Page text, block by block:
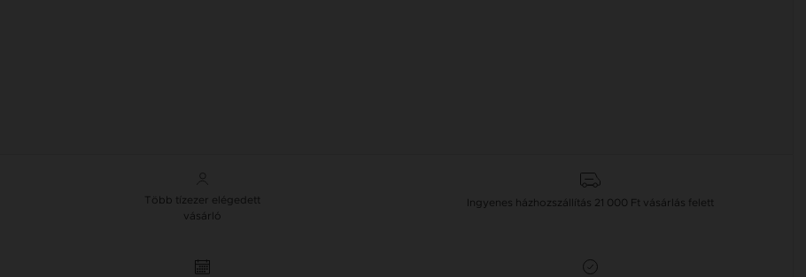
Több tízezer elégedett
vásárló
Ingyenes házhozszállítás 21 000 Ft vásárlás felett